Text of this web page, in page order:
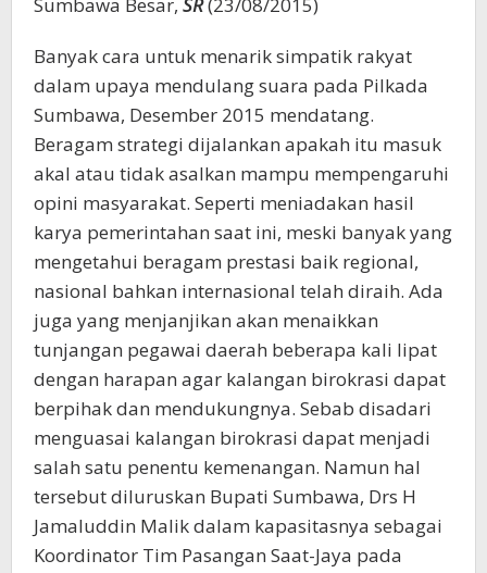
Banyak cara untuk menarik simpatik rakyat
dalam upaya mendulang suara pada Pilkada
Sumbawa, Desember 2015 mendatang.
Beragam strategi dijalankan apakah itu masuk
akal atau tidak asalkan mampu mempengaruhi
opini masyarakat. Seperti meniadakan hasil
karya pemerintahan saat ini, meski banyak yang
mengetahui beragam prestasi baik regional,
nasional bahkan internasional telah diraih. Ada
juga yang menjanjikan akan menaikkan
tunjangan pegawai daerah beberapa kali lipat
dengan harapan agar kalangan birokrasi dapat
berpihak dan mendukungnya. Sebab disadari
menguasai kalangan birokrasi dapat menjadi
salah satu penentu kemenangan. Namun hal
tersebut diluruskan Bupati Sumbawa, Drs H
Jamaluddin Malik dalam kapasitasnya sebagai
Koordinator Tim Pasangan Saat-Jaya pada